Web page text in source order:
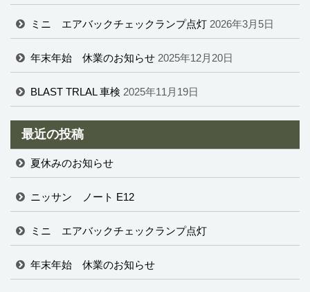
ミニ エアバックチェックランプ点灯 2026年3月5日
年末年始 休業のお知らせ 2025年12月20日
BLAST TRLAL 車検 2025年11月19日
最近の投稿
夏休みのお知らせ
ニッサン ノート E12
ミニ エアバックチェックランプ点灯
年末年始 休業のお知らせ